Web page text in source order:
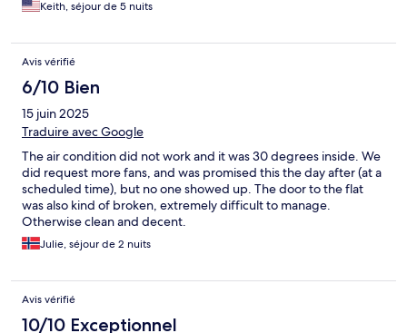
Keith, séjour de 5 nuits
Avis vérifié
6/10 Bien
15 juin 2025
Traduire avec Google
The air condition did not work and it was 30 degrees inside. We
did request more fans, and was promised this the day after (at a
scheduled time), but no one showed up. The door to the flat
was also kind of broken, extremely difficult to manage.
Otherwise clean and decent.
Julie, séjour de 2 nuits
Avis vérifié
10/10 Exceptionnel